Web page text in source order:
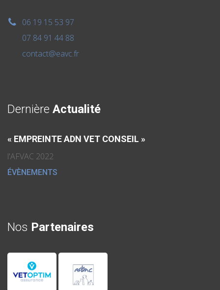
06 19 15 53 97
07 84 91 44 88
contact@eavc.fr
Dernière Actualité
« EMPREINTE ADN VET CONSEIL »
l'AFVAC 2022
ÉVÈNEMENTS
Nos Partenaires